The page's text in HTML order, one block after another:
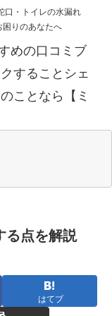
・トイレの水漏れ
困りのあなたへ
めの口コミブ
することシェ
ことなら【ミ
る点を解説
はてブ